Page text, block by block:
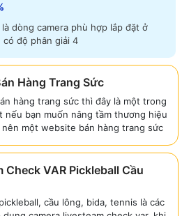
là dòng camera phù hợp lắp đặt ở
độ phân giải 4
Hàng Trang Sức
hàng trang sức thì đây là một trong
nếu bạn muốn nâng tầm thương hiệu
một website bán hàng trang sức
Check VAR Pickleball Cầu
cầu lông, bida, tennis là các